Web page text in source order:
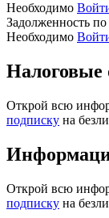
Необходимо
Задолженность
Необходимо
Налоговые
Открой всю
подписку на
Открой всю
подписку на